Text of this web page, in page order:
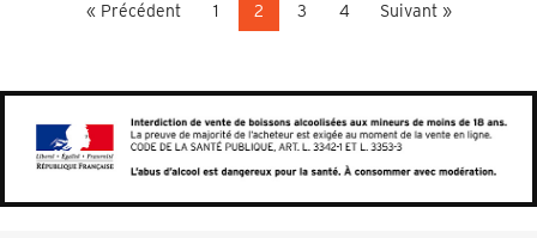
« Précédent 1 2 3 4 Suivant »